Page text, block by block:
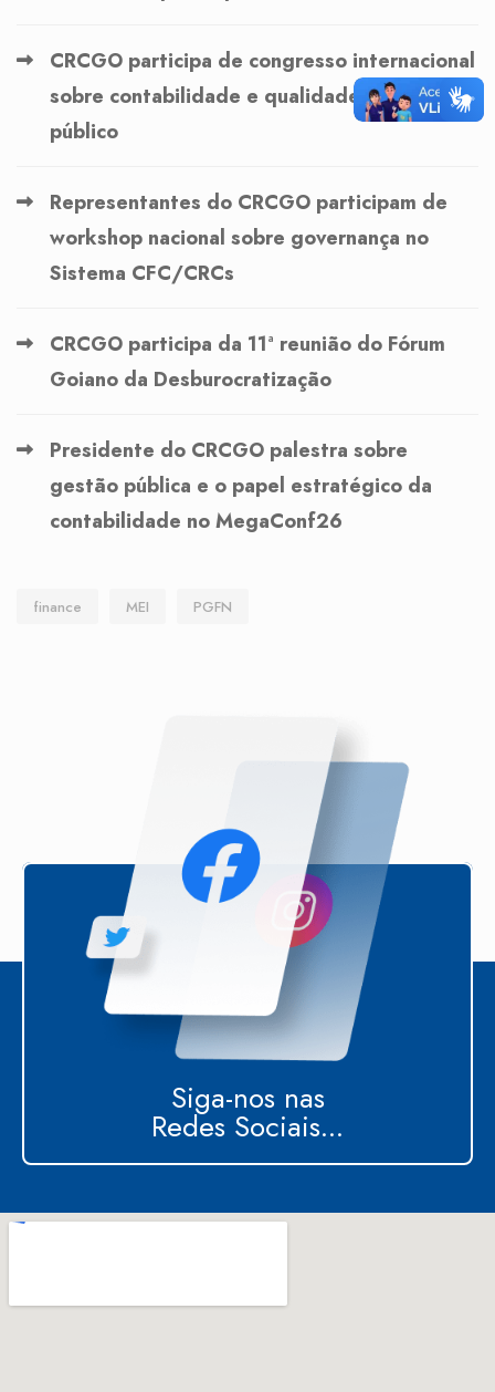
CRCGO participa de congresso internacional
sobre contabilidade e qualidade do gasto
público
Representantes do CRCGO participam de
workshop nacional sobre governança no
Sistema CFC/CRCs
CRCGO participa da 11ª reunião do Fórum
Goiano da Desburocratização
Presidente do CRCGO palestra sobre
gestão pública e o papel estratégico da
contabilidade no MegaConf26
finance MEI PGFN
Siga-nos nas
Redes Sociais...